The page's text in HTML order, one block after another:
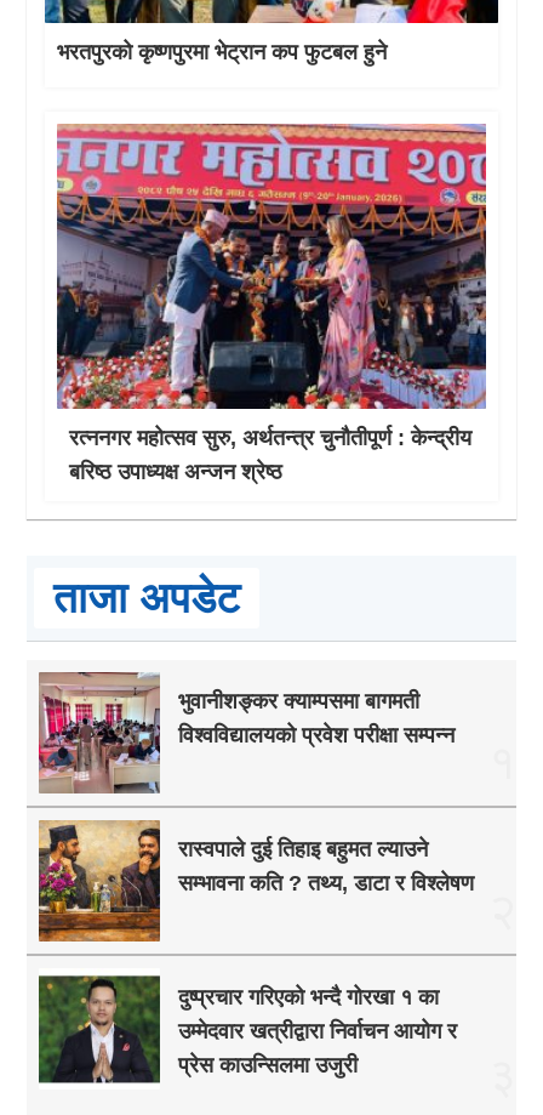
भरतपुरको कृष्णपुरमा भेट्रान कप फुटबल हुने
रत्ननगर महोत्सव सुरु, अर्थतन्त्र चुनौतीपूर्ण : केन्द्रीय
बरिष्ठ उपाध्यक्ष अन्जन श्रेष्ठ
ताजा अपडेट
भुवानीशङ्कर क्याम्पसमा बागमती
विश्वविद्यालयको प्रवेश परीक्षा सम्पन्न
रास्वपाले दुई तिहाइ बहुमत ल्याउने
सम्भावना कति ? तथ्य, डाटा र विश्लेषण
दुष्प्रचार गरिएको भन्दै गोरखा १ का
उम्मेदवार खत्रीद्वारा निर्वाचन आयोग र
प्रेस काउन्सिलमा उजुरी